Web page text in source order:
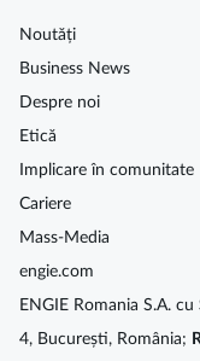
Noutăți
Business News
Despre noi
Etică
Implicare în comunitate
Cariere
Mass-Media
engie.com
ENGIE Romania S.A. cu
4, București, România;